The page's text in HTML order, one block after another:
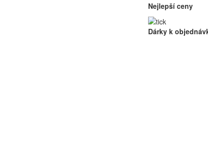
Nejlepší ceny
Dárky k